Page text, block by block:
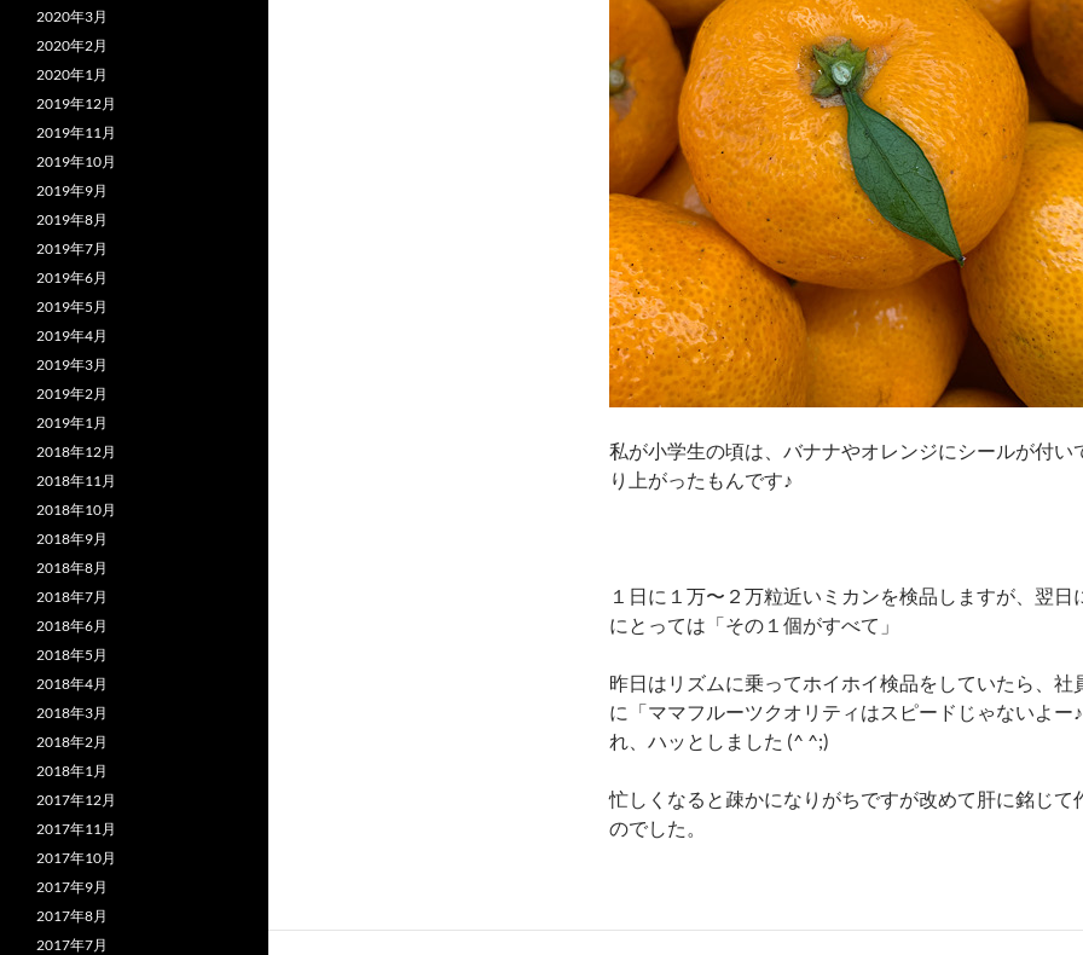
私が小学生の頃は、バナナやオレンジにシールが付い
り上がったもんです♪
１日に１万〜２万粒近いミカンを検品しますが、翌日
にとっては「その１個がすべて」
昨日はリズムに乗ってホイホイ検品をしていたら、社
に「ママフルーツクオリティはスピードじゃないよー
れ、ハッとしました (^ ^;)
忙しくなると疎かになりがちですが改めて肝に銘じて
のでした。
2020年3月
2020年2月
2020年1月
2019年12月
2019年11月
2019年10月
2019年9月
2019年8月
2019年7月
2019年6月
2019年5月
2019年4月
2019年3月
2019年2月
2019年1月
2018年12月
2018年11月
2018年10月
2018年9月
2018年8月
2018年7月
2018年6月
2018年5月
2018年4月
2018年3月
2018年2月
2018年1月
2017年12月
2017年11月
2017年10月
2017年9月
2017年8月
2017年7月